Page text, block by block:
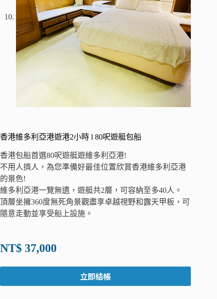
香港維多利亞港遊港2小時 l 80呎遊艇包船
香港包船首選80呎遊艇遊維多利亞港!
不用人擠人，為您準備好最佳位置欣賞香港維多利亞港
的景色!
維多利亞港一覽無遺，遊艇共2層，可容納至多40人。
頂層坐擁360度無死角景觀盡享卓越視野和露天甲板，可
隨意走動並享受船上設施。
NT$ 37,000
立即結帳